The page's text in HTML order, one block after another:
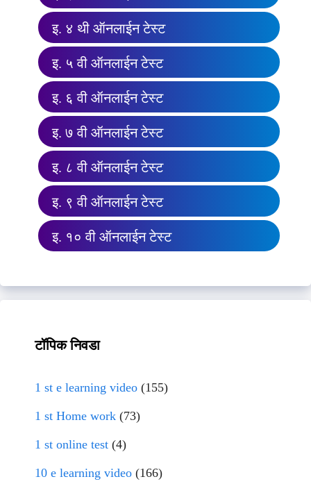
इ. ४ थी ऑनलाईन टेस्ट
इ. ५ वी ऑनलाईन टेस्ट
इ. ६ वी ऑनलाईन टेस्ट
इ. ७ वी ऑनलाईन टेस्ट
इ. ८ वी ऑनलाईन टेस्ट
इ. ९ वी ऑनलाईन टेस्ट
इ. १० वी ऑनलाईन टेस्ट
टॉपिक निवडा
1 st e learning video (155)
1 st Home work (73)
1 st online test (4)
10 e learning video (166)